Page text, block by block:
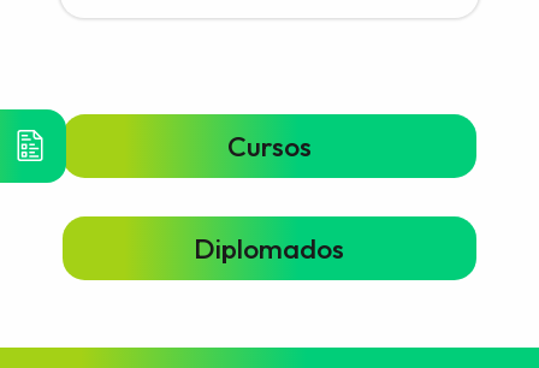
Cursos
Diplomados